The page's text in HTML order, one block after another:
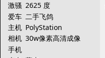
激骚 2625 度
爱车 二手飞鸽
主机 PolyStation
相机 30w像素高清成像
手机